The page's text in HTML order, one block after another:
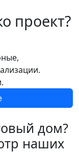
проект?
дом?
наших